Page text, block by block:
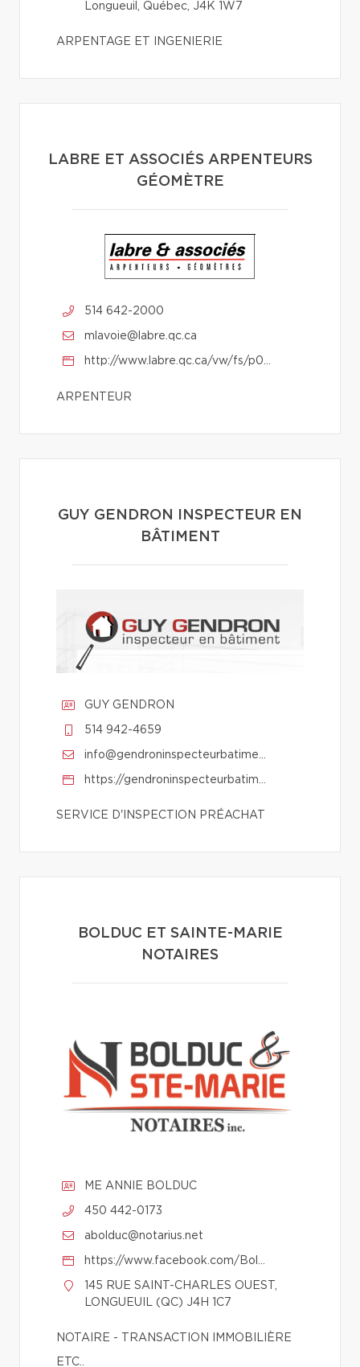
Longueuil, Québec, J4K 1W7
ARPENTAGE ET INGENIERIE
LABRE ET ASSOCIÉS ARPENTEURS
GÉOMÈTRE
514 642-2000
mlavoie@labre.qc.ca
http://www.labre.qc.ca/vw/fs/p001.html
ARPENTEUR
GUY GENDRON INSPECTEUR EN
BÂTIMENT
GUY GENDRON
514 942-4659
info@gendroninspecteurbatiment.com
https://gendroninspecteurbatiment.com/
SERVICE D'INSPECTION PRÉACHAT
BOLDUC ET SAINTE-MARIE
NOTAIRES
ME ANNIE BOLDUC
450 442-0173
abolduc@notarius.net
https://www.facebook.com/Bolduc-Ste-Marie-Notaires-1252733868088500/
145 RUE SAINT-CHARLES OUEST,
LONGUEUIL (QC) J4H 1C7
NOTAIRE - TRANSACTION IMMOBILIÈRE
ETC..